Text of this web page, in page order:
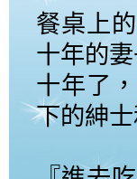
餐桌上
十年的
十年了
下的紳